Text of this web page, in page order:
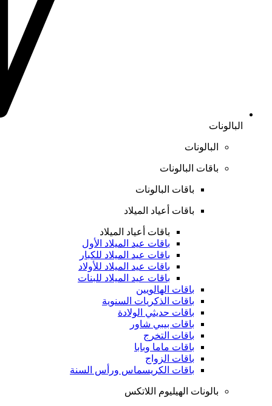
البالونات
البالونات
باقات البالونات
باقات البالونات
باقات أعياد الميلاد
باقات أعياد الميلاد
باقات عيد الميلاد الأول
باقات عيد الميلاد للكبار
باقات عيد الميلاد للأولاد
باقات عيد الميلاد للبنات
باقات الهالويين
باقات الذكريات السنوية
باقات حديثي الولادة
باقات بيبي شاور
باقات التخرج
باقات ماما وبابا
باقات الزواج
باقات الكريسماس ورأس السنة
بالونات الهيليوم اللاتكس